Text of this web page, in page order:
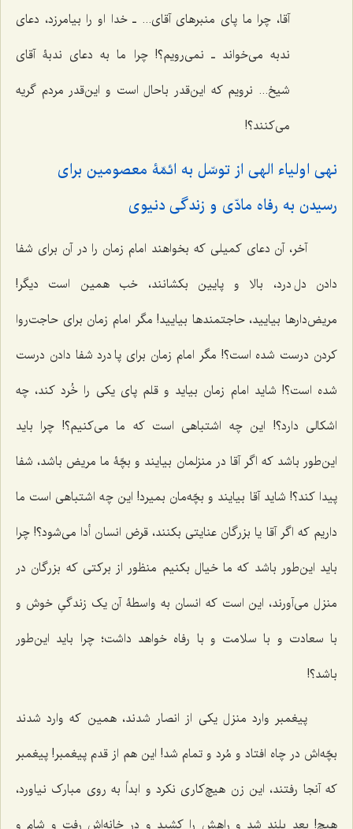
آقا، چرا ما پای منبرهای آقای... ـ خدا او را بیامرزد، دعای
ندبه می‌خواند ـ نمی‌رویم؟! چرا ما به دعای ندبۀ آقای
شیخ... نرویم که این‌قدر باحال است و این‌قدر مردم گریه
می‌کنند؟!
نهی اولیاء الهی از توسّل به ائمّۀ معصومین برای
رسیدن به رفاه مادّی و زندگی دنیوی
آخر، آن دعای کمیلی که بخواهند امام زمان را در آن برای شفا
دادن دل درد، بالا و پایین بکشانند، خب همین است دیگر!
مریض‌دارها بیایید، حاجتمندها بیایید! مگر امام زمان برای حاجت‌روا
کردن درست شده است؟! مگر امام زمان برای پا درد شفا دادن درست
شده است؟! شاید امام زمان بیاید و قلم پای یکی را خُرد کند، چه
اشکالی دارد؟! این چه اشتباهی است که ما می‌کنیم؟! چرا باید
این‌طور باشد که اگر آقا در منزلمان بیایند و بچّۀ ما مریض باشد، شفا
پیدا کند؟! شاید آقا بیایند و بچّه‌مان بمیرد! این چه اشتباهی است ما
داریم که اگر آقا یا بزرگان عنایتی بکنند، قرض انسان أدا می‌شود؟! چرا
باید این‌طور باشد که ما خیال بکنیم منظور از برکتی که بزرگان در
منزل می‌آورند، این است که انسان به واسطۀ آن یک زندگیِ خوش و
با سعادت و با سلامت و با رفاه خواهد داشت؛ چرا باید این‌طور
باشد؟!
پیغمبر وارد منزل یکی از انصار شدند، همین که وارد شدند
بچّه‌اش در چاه افتاد و مُرد و تمام شد! این هم از قدم پیغمبر! پیغمبر
که آنجا رفتند، این زن هیچ‌کاری نکرد و ابداً به روی مبارک نیاورد،
هیچ! بعد بلند شد و راهش را کشید و در خانه‌اش رفت و شام و